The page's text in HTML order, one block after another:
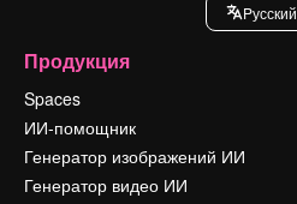
Pусский
Продукция
Spaces
ИИ-помощник
Генератор изображений ИИ
Генератор видео ИИ